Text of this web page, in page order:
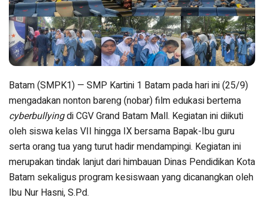
Batam (SMPK1) — SMP Kartini 1 Batam pada hari ini (25/9)
mengadakan nonton bareng (nobar) film edukasi bertema
cyberbullyingdi CGV Grand Batam Mall. Kegiatan ini diikuti
oleh siswa kelas VII hingga IX bersama Bapak-Ibu guru
serta orang tua yang turut hadir mendampingi. Kegiatan ini
merupakan tindak lanjut dari himbauan Dinas Pendidikan Kota
Batam sekaligus program kesiswaan yang dicanangkan oleh
Ibu Nur Hasni, S.Pd.